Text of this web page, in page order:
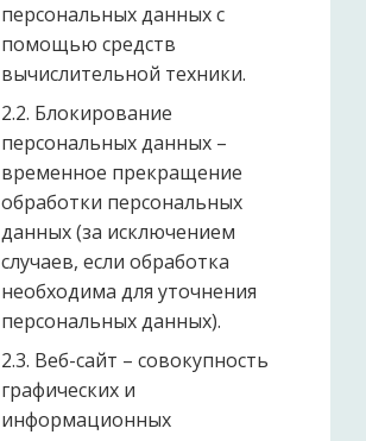
персональных данных с
помощью средств
вычислительной техники.
2.2. Блокирование
персональных данных –
временное прекращение
обработки персональных
данных (за исключением
случаев, если обработка
необходима для уточнения
персональных данных).
2.3. Веб-сайт – совокупность
графических и
информационных